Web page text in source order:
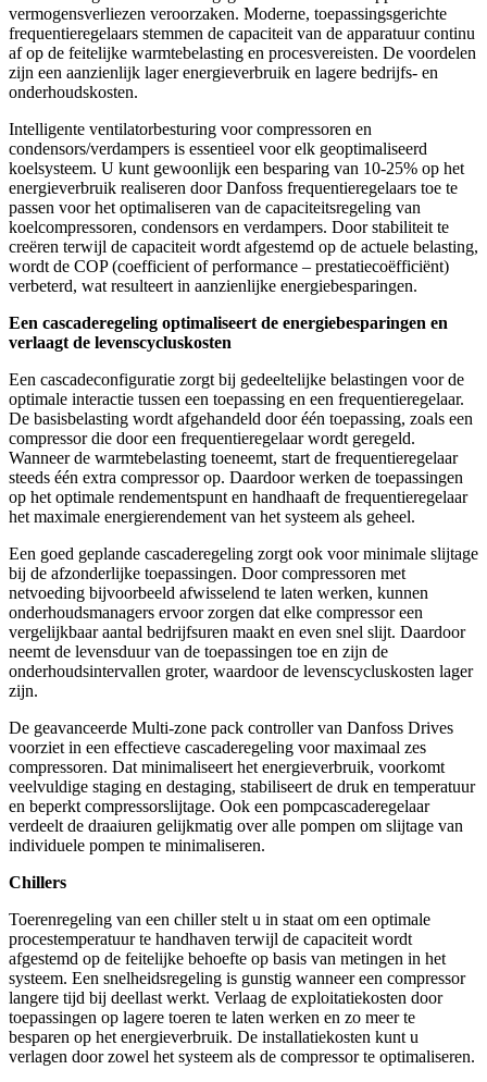
vermogensverliezen veroorzaken. Moderne, toepassingsgerichte
frequentieregelaars stemmen de capaciteit van de apparatuur continu
af op de feitelijke warmtebelasting en procesvereisten. De voordelen
zijn een aanzienlijk lager energieverbruik en lagere bedrijfs- en
onderhoudskosten.
Intelligente ventilatorbesturing voor compressoren en
condensors/verdampers is essentieel voor elk geoptimaliseerd
koelsysteem. U kunt gewoonlijk een besparing van 10-25% op het
energieverbruik realiseren door Danfoss frequentieregelaars toe te
passen voor het optimaliseren van de capaciteitsregeling van
koelcompressoren, condensors en verdampers. Door stabiliteit te
creëren terwijl de capaciteit wordt afgestemd op de actuele belasting,
wordt de COP (coefficient of performance – prestatiecoëfficiënt)
verbeterd, wat resulteert in aanzienlijke energiebesparingen.
Een cascaderegeling optimaliseert de energiebesparingen en
verlaagt de levenscycluskosten
Een cascadeconfiguratie zorgt bij gedeeltelijke belastingen voor de
optimale interactie tussen een toepassing en een frequentieregelaar.
De basisbelasting wordt afgehandeld door één toepassing, zoals een
compressor die door een frequentieregelaar wordt geregeld.
Wanneer de warmtebelasting toeneemt, start de frequentieregelaar
steeds één extra compressor op. Daardoor werken de toepassingen
op het optimale rendementspunt en handhaaft de frequentieregelaar
het maximale energierendement van het systeem als geheel.
Een goed geplande cascaderegeling zorgt ook voor minimale slijtage
bij de afzonderlijke toepassingen. Door compressoren met
netvoeding bijvoorbeeld afwisselend te laten werken, kunnen
onderhoudsmanagers ervoor zorgen dat elke compressor een
vergelijkbaar aantal bedrijfsuren maakt en even snel slijt. Daardoor
neemt de levensduur van de toepassingen toe en zijn de
onderhoudsintervallen groter, waardoor de levenscycluskosten lager
zijn.
De geavanceerde Multi-zone pack controller van Danfoss Drives
voorziet in een effectieve cascaderegeling voor maximaal zes
compressoren. Dat minimaliseert het energieverbruik, voorkomt
veelvuldige staging en destaging, stabiliseert de druk en temperatuur
en beperkt compressorslijtage. Ook een pompcascaderegelaar
verdeelt de draaiuren gelijkmatig over alle pompen om slijtage van
individuele pompen te minimaliseren.
Chillers
Toerenregeling van een chiller stelt u in staat om een optimale
procestemperatuur te handhaven terwijl de capaciteit wordt
afgestemd op de feitelijke behoefte op basis van metingen in het
systeem. Een snelheidsregeling is gunstig wanneer een compressor
langere tijd bij deellast werkt. Verlaag de exploitatiekosten door
toepassingen op lagere toeren te laten werken en zo meer te
besparen op het energieverbruik. De installatiekosten kunt u
verlagen door zowel het systeem als de compressor te optimaliseren.